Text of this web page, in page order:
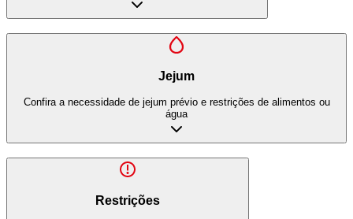
Jejum
Confira a necessidade de jejum prévio e restrições de alimentos ou
água
Restrições